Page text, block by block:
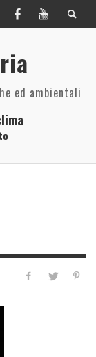
ed ambientali